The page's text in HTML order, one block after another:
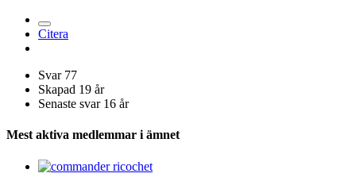
Citera
Svar 77
Skapad 19 år
Senaste svar 16 år
Mest aktiva medlemmar i ämnet